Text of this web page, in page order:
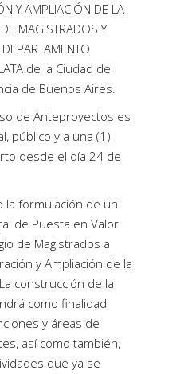
Y AMPLIACIÓN DE LA
MAGISTRADOS Y
de la Ciudad de
de Buenos Aires.
de Anteproyectos es
público y a una (1)
desde el día 24 de
la formulación de un
de Puesta en Valor
de Magistrados a
y Ampliación de la
construcción de la
como finalidad
y áreas de
así como también,
que ya se